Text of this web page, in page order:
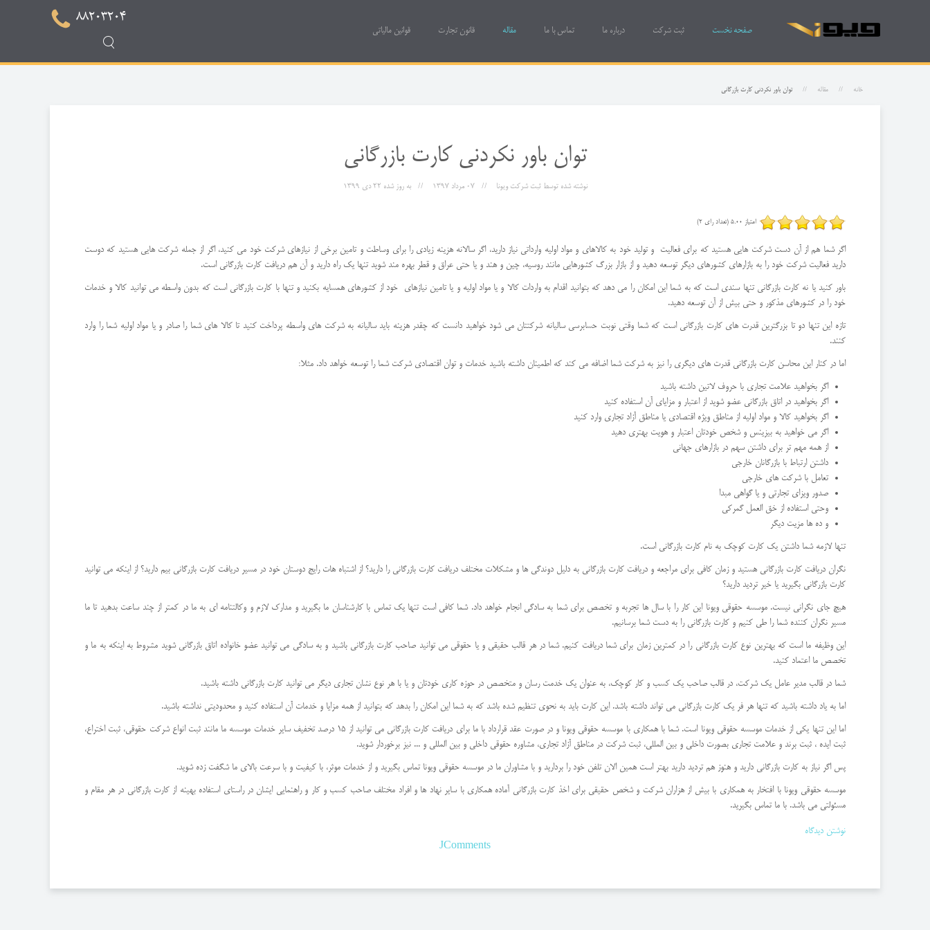
صفحه نخست ثبت شرکت درباره ما تماس با ما مقاله قانون تجارت قوانین مالیاتی
88203204
خانه مقاله توان باور نکردنی کارت بازرگانی
توان باور نکردنی کارت بازرگانی
نوشته شده توسطثبت شرکت ویونا 07 مرداد 1397 به روز شده 22 دی 1399
امتیاز 5.00 (تعداد رای 2)
اگر شما هم از آن دست شرکت هایی هستید که برای فعالیت و تولید خود به کالاهای و مواد اولیه وارداتی نیاز دارید، اگر سالانه هزینه زیادی را برای وساطت و تامین برخی از نیازهای شرکت خود می کنید، اگر از جمله شرکت هایی هستید که دوست
دارید فعالیت شرکت خود را به بازارهای کشورهای دیگر توسعه دهید و از بازار بزرگ کشورهایی مانند روسیه، چین و هند و یا حتی عراق و قطر بهره مند شوید تنها یک راه دارید و آن هم دریافت کارت بازرگانی است.
باور کنید یا نه کارت بازرگانی تنها سندی است که به شما این امکان را می دهد که بتوانید اقدام به واردات کالا و یا مواد اولیه و یا تامین نیازهای خود از کشورهای همسایه بکنید و تنها با کارت بازرگانی است که بدون واسطه می توانید کالا و خدمات
خود را در کشورهای مذکور و حتی بیش از آن توسعه دهید.
تازه این تنها دو تا بزرگترین قدرت های کارت بازرگانی است که شما وقتی نوبت حسابرسی سالیانه شرکتتان می شود خواهید دانست که چقدر هزینه باید سالیانه به شرکت های واسطه پرداخت کنید تا کالا های شما را صادر و یا مواد اولیه شما را وارد
کنند.
اما در کنار این محاسن کارت بازرگانی قدرت های دیگری را نیز به شرکت شما اضافه می کند که اطمینان داشته باشید خدمات و توان اقتصادی شرکت شما را توسعه خواهد داد. مثلا:
اگر بخواهید علامت تجاری با حروف لاتین داشته باشید
اگر بخواهید در اتاق بازرگانی عضو شوید از اعتبار و مزایای آن استفاده کنید
اگر بخواهید کالا و مواد اولیه از مناطق ویژه اقتصادی یا مناطق آزاد تجاری وارد کنید
اگر می خواهید به بیزینس و شخص خودتان اعتبار و هویت بهتری دهید
از همه مهم تر برای داشتن سهم در بازارهای جهانی
داشتن ارتباط با بازرگانان خارجی
تعامل با شرکت های خارجی
صدور ویزای تجارتی و یا گواهی مبدا
وحتی استفاده از خق العمل گمرکی
و ده ها مزیت دیگر
تنها لازمه شما داشتن یک کارت کوچک به نام کارت بازرگانی است.
نگران دریافت کارت بازرگانی هستید و زمان کافی برای مراجعه و دریافت کارت بازرگانی به دلیل دوندگی ها و مشکلات مختلف دریافت کارت بازرگانی را دارید؟ از اشتباه هات رایج دوستان خود در مسیر دریافت کارت بازرگانی بیم دارید؟ از اینکه می توانید
کارت بازرگانی بگیرید یا خیر تردید دارید؟
هیچ جای نگرانی نیست. موسسه حقوقی ویونا این کار را با سال ها تجربه و تخصص برای شما به سادگی انجام خواهد داد. شما کافی است تنها یک تماس با کارشناسان ما بگیرید و مدارک لازم و وکالتنامه ای به ما در کمتر از چند ساعت بدهید تا ما
مسیر نگران کننده شما را طی کنیم و کارت بازرگانی را به دست شما برسانیم.
این وظیفه ما است که بهترین نوع کارت بازرگانی را در کمترین زمان برای شما دریافت کنیم. شما در هر قالب حقیقی و یا حقوقی می توانید صاحب کارت بازرگانی باشید و به سادگی می توانید عضو خانواده اتاق بازرگانی شوید مشروط به اینکه به ما و
تخصص ما اعتماد کنید.
شما در قالب مدیر عامل یک شرکت، در قالب صاحب یک کسب و کار کوچک، به عنوان یک خدمت رسان و متخصص در حوزه کاری خودتان و یا با هر نوع نشان تجاری دیگر می توانید کارت بازرگانی داشته باشید.
اما به یاد داشته باشید که تنها هر فر یک کارت بازرگانی می تواند داشته باشد. این کارت باید به نحوی تنظیم شده باشد که به شما این امکان را بدهد که بتوانید از همه مزایا و خدمات آن استفاده کنید و محدودیتی نداشته باشید.
اما این تنها یکی از خدمات موسسه حقوقی ویونا است. شما با همکاری با موسسه حقوقی ویونا و در صورت عقد قرارداد با ما برای دریافت کارت بازرگانی می توانید از 15 درصد تخفیف سایر خدمات موسسه ما مانند ثبت انواع شرکت حقوقی، ثبت اختراع،
ثبت ایده ، ثبت برند و علامت تجاری بصورت داخلی و بین المللی، ثبت شرکت در مناطق آزاد تجاری، مشاوره حقوقی داخلی و بین المللی و ... نیز برخوردار شوید.
پس اگر نیاز به کارت بازرگانی دارید و هنوز هم تردید دارید بهتر است همین الان تلفن خود را بردارید و با مشاوران ما در موسسه حقوقی ویونا تماس بگیرید و از خدمات موثر، با کیفیت و با سرعت بالای ما شگفت زده شوید.
موسسه حقوقی ویونا با افتخار به همکاری با بیش از هزاران شرکت و شخص حقیقی برای اخذ کارت بازرگانی آماده همکاری با سایر نهاد ها و افراد مختلف صاحب کسب و کار و راهنمایی ایشان در راستای استفاده بهینه از کارت بازرگانی در هر مقام و
مسئولتی می باشد. با ما تماس بگیرید.
نوشتن دیدگاه
JComments